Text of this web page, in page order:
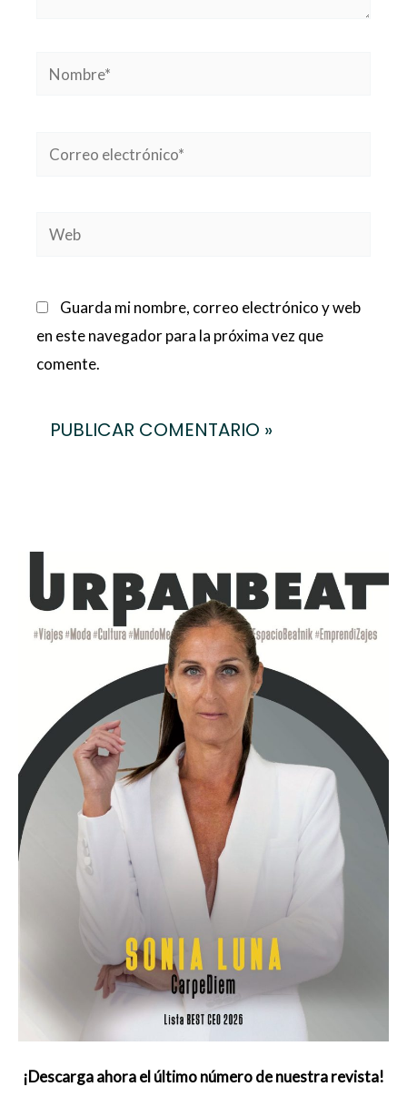
Nombre*
Correo
Web
Guarda mi nombre, correo electrónico y web
en este navegador para la próxima vez que
comente.
¡Descarga ahora el último número de nuestra revista!